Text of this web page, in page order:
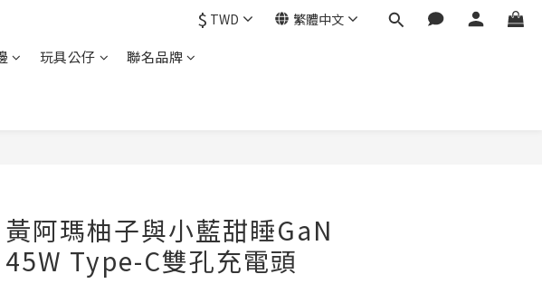
$ TWD 繁體中文
玩具公仔
聯名品牌
黃阿瑪柚子與小藍甜睡GaN
45W Type-C雙孔充電頭